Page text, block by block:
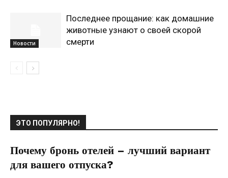
Новости
Последнее прощание: как домашние
животные узнают о своей скорой
смерти
ЭТО ПОПУЛЯРНО!
Почему бронь отелей – лучший вариант
для вашего отпуска?
25.04.2022